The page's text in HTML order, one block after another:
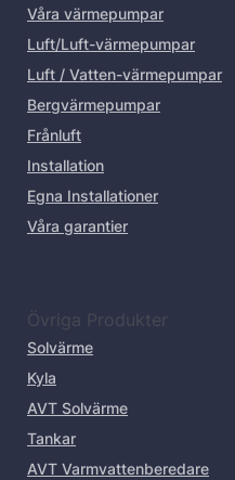
Våra värmepumpar
Luft/Luft-värmepumpar
Luft / Vatten-värmepumpar
Bergvärmepumpar
Frånluft
Installation
Egna Installationer
Våra garantier
Övriga Produkter
Solvärme
Kyla
AVT Solvärme
Tankar
AVT Varmvattenberedare